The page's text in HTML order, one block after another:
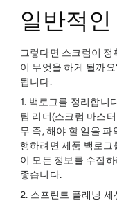
일반적
그렇다면 스크럼이
이 무엇을 하게 될까
됩니다.
1. 백로그를 정리합니
팀 리더(스크럼 마스
무 즉, 해야 할 일을
행하려면 제품 백로
이 모든 정보를 수집하
좋습니다.
2. 스프린트 플래닝 세